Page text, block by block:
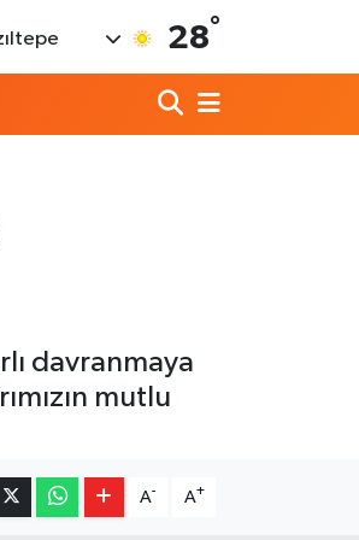
28°
davranmaya
mutlu
A- A+